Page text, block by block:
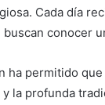
Cada día
conocer
ha permitido
la profunda